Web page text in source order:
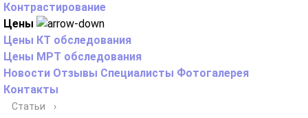
Контрастирование
Цены
Цены КТ обследования
Цены МРТ обследования
Новости Отзывы Специалисты Фотогалерея
Контакты
Статьи ›